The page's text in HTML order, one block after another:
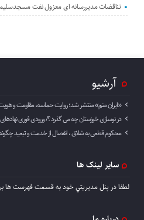
تناقضات مدیررسانه ای معزول نفت
آرشیو
«ایران منم» منتشر شد؛ روایت حماسه، مقاومت و
در نوسازی خوزستان چه می گذرد ؟/ ورودی فوری نهادهای
محکوم قطعی به شلاق ، انفصال از خدمت و تبعید چگونه
سایر لینک ها
لطفا در پنل مديريتي خود به قسمت فهرست ها